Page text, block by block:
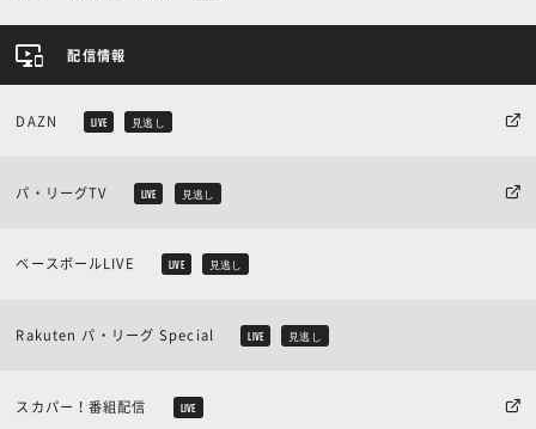
配信情報
DAZN LIVE 見逃し
パ・リーグTV LIVE 見逃し
ベースボールLIVE LIVE 見逃し
Rakuten パ・リーグ Special LIVE 見逃し
スカパー！番組配信 LIVE